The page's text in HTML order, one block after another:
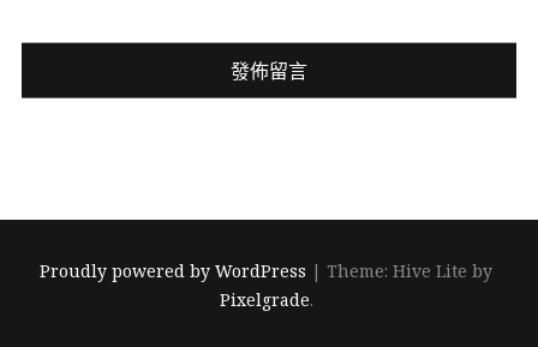
Proudly powered by WordPress |Theme: Hive Lite by
Pixelgrade.